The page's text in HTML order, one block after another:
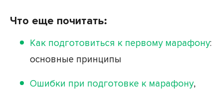
Что еще почитать:
Как подготовиться к первому марафону:
основные принципы
Ошибки при подготовке к марафону,